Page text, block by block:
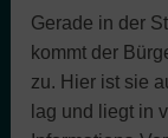
Gerade in der
kommt der
zu. Hier ist sie
lag und liegt in